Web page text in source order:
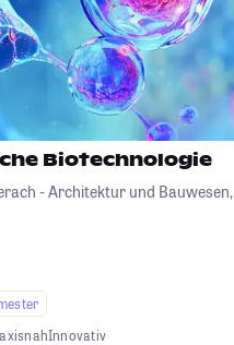
Biotechnologie
- Architektur und Bauwesen,
und Biotechnologie
Innovativ